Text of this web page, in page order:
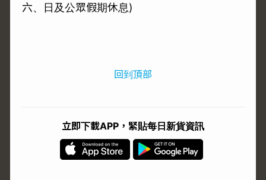
六、日及公眾假期休息)
回到頂部
立即下載APP，緊貼每日新貨資訊